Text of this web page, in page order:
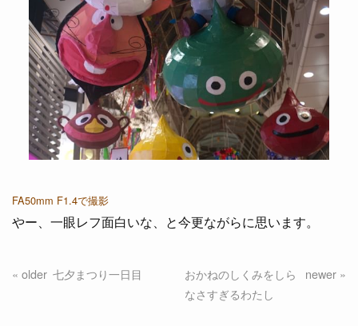
FA50mm F1.4で撮影
やー、一眼レフ面白いな、と今更ながらに思います。
七夕まつり一日目
おかねのしくみをしら
なさすぎるわたし